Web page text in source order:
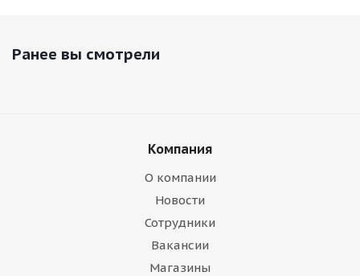
Ранее вы смотрели
Компания
О компании
Новости
Сотрудники
Вакансии
Магазины